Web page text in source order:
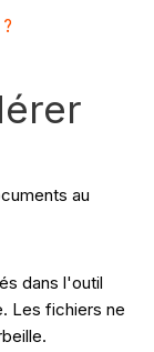
au
dans l'outil
Les fichiers ne